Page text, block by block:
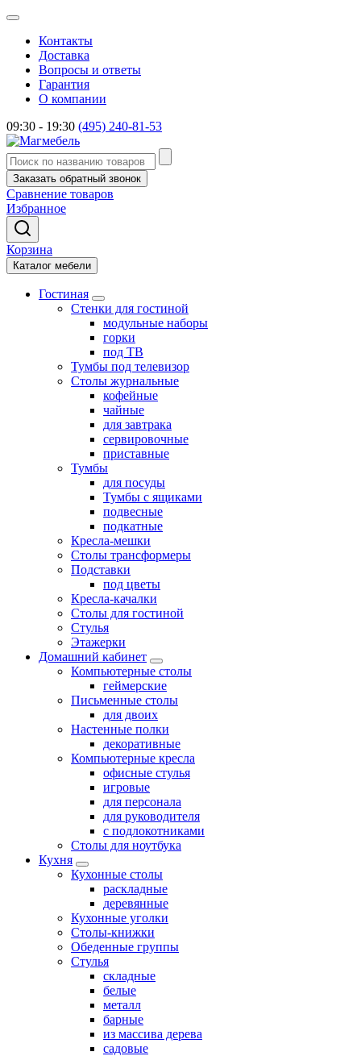
Контакты
Доставка
Вопросы и ответы
Гарантия
О компании
09:30 - 19:30 (495) 240-81-53
Заказать обратный звонок
Сравнение товаров
Избранное
Корзина
Каталог мебели
Гостиная
Стенки для гостиной
модульные наборы
горки
под ТВ
Тумбы под телевизор
Столы журнальные
кофейные
чайные
для завтрака
сервировочные
приставные
Тумбы
для посуды
Тумбы с ящиками
подвесные
подкатные
Кресла-мешки
Столы трансформеры
Подставки
под цветы
Кресла-качалки
Столы для гостиной
Стулья
Этажерки
Домашний кабинет
Компьютерные столы
геймерские
Письменные столы
для двоих
Настенные полки
декоративные
Компьютерные кресла
офисные стулья
игровые
для персонала
для руководителя
с подлокотниками
Столы для ноутбука
Кухня
Кухонные столы
раскладные
деревянные
Кухонные уголки
Столы-книжки
Обеденные группы
Стулья
складные
белые
металл
барные
из массива дерева
садовые